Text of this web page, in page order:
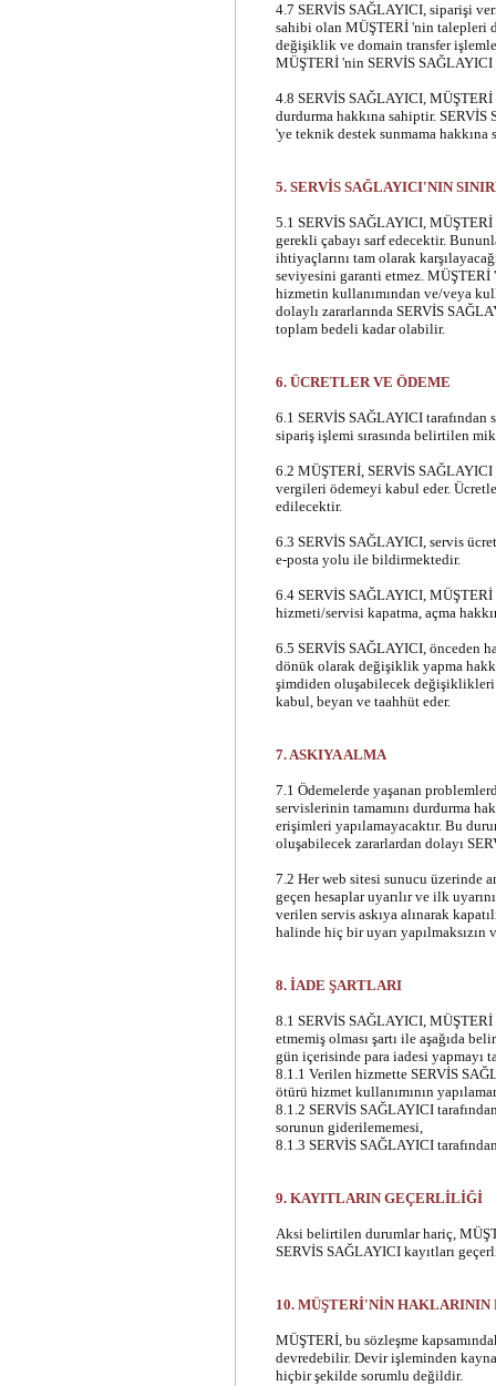
4.7 SERVİS SAĞLAYICI, siparişi
sahibi olan MÜŞTERİ 'nin talepleri
değişiklik ve domain transfer
MÜŞTERİ 'nin SERVİS
4.8 SERVİS SAĞLAYICI,
durdurma hakkına sahiptir. SERVİS
'ye teknik destek sunmama hakkına
5. SERVİS SAĞLAYICI'NIN
5.1 SERVİS SAĞLAYICI,
gerekli çabayı sarf edecektir.
ihtiyaçlarını tam olarak
seviyesini garanti etmez. MÜŞTERİ
hizmetin kullanımından ve/veya
dolaylı zararlarında SERVİS
toplam bedeli kadar olabilir.
6. ÜCRETLER VE ÖDEME
6.1 SERVİS SAĞLAYICI tarafından
sipariş işlemi sırasında belirtilen
6.2 MÜŞTERİ, SERVİS
vergileri ödemeyi kabul eder.
edilecektir.
6.3 SERVİS SAĞLAYICI, servis
e-posta yolu ile bildirmektedir.
6.4 SERVİS SAĞLAYICI,
hizmeti/servisi kapatma, açma
6.5 SERVİS SAĞLAYICI, önceden
dönük olarak değişiklik yapma
şimdiden oluşabilecek değişiklikleri
kabul, beyan ve taahhüt eder.
7. ASKIYA ALMA
7.1 Ödemelerde yaşanan
servislerinin tamamını durdurma
erişimleri yapılamayacaktır. Bu
oluşabilecek zararlardan dolayı
7.2 Her web sitesi sunucu üzerinde
geçen hesaplar uyarılır ve ilk
verilen servis askıya alınarak
halinde hiç bir uyarı yapılmaksızın
8. İADE ŞARTLARI
8.1 SERVİS SAĞLAYICI, MÜŞTERİ
etmemiş olması şartı ile aşağıda
gün içerisinde para iadesi yapmayı
8.1.1 Verilen hizmette SERVİS
ötürü hizmet kullanımının
8.1.2 SERVİS SAĞLAYICI
sorunun giderilememesi,
8.1.3 SERVİS SAĞLAYICI
9. KAYITLARIN GEÇERLİLİĞİ
Aksi belirtilen durumlar hariç,
SERVİS SAĞLAYICI kayıtları
10. MÜŞTERİ'NİN HAKLARININ
MÜŞTERİ, bu sözleşme
devredebilir. Devir işleminden
hiçbir şekilde sorumlu değildir.